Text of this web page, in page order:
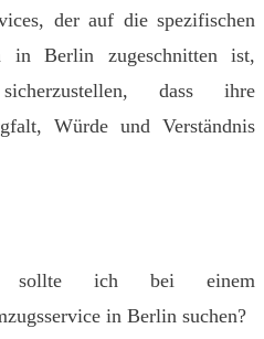
der auf die spezifischen
in Berlin zugeschnitten ist,
dass ihre
Würde und Verständnis
sollte ich bei einem
in Berlin suchen?